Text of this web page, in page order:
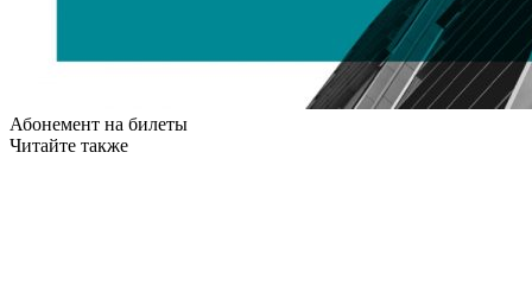
Абонемент на билеты
Читайте также